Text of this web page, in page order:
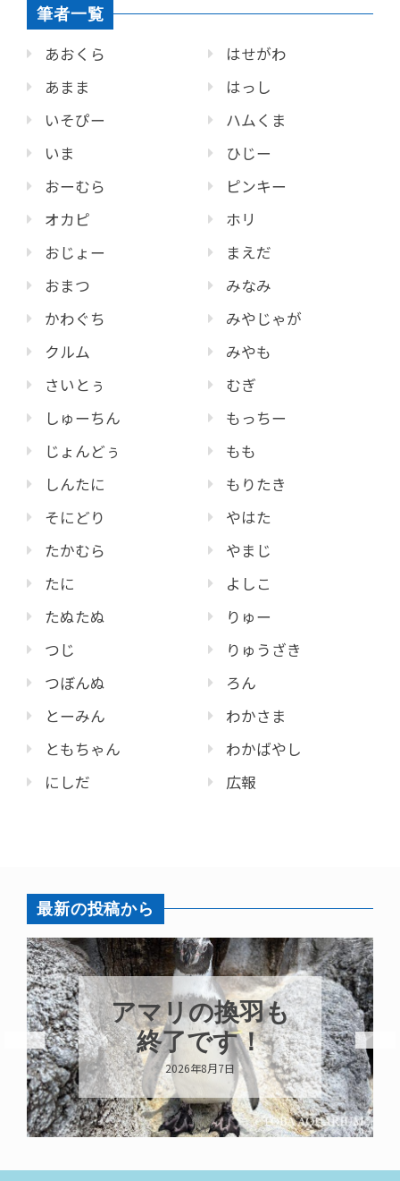
筆者一覧
あおくら
あまま
いそぴー
いま
おーむら
オカピ
おじょー
おまつ
かわぐち
クルム
さいとぅ
しゅーちん
じょんどぅ
しんたに
そにどり
たかむら
たに
たぬたぬ
つじ
つぼんぬ
とーみん
ともちゃん
にしだ
はせがわ
はっし
ハムくま
ひじー
ピンキー
ホリ
まえだ
みなみ
みやじゃが
みやも
むぎ
もっちー
もも
もりたき
やはた
やまじ
よしこ
りゅー
りゅうざき
ろん
わかさま
わかばやし
広報
最新の投稿から
トビウオ幼魚展
示中！
2026年8月6日